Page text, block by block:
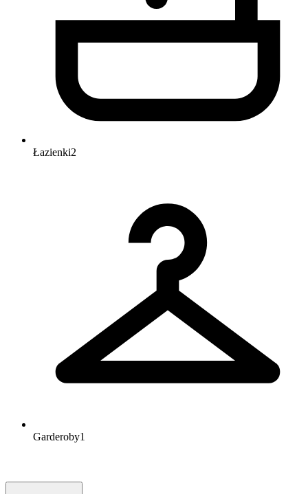
Łazienki2
Garderoby1